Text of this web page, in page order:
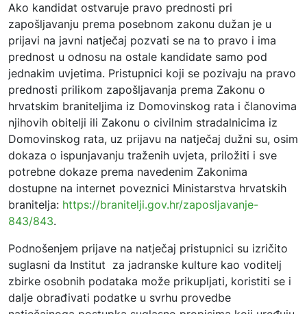
Ako kandidat ostvaruje pravo prednosti pri
zapošljavanju prema posebnom zakonu dužan je u
prijavi na javni natječaj pozvati se na to pravo i ima
prednost u odnosu na ostale kandidate samo pod
jednakim uvjetima. Pristupnici koji se pozivaju na pravo
prednosti prilikom zapošljavanja prema Zakonu o
hrvatskim braniteljima iz Domovinskog rata i članovima
njihovih obitelji ili Zakonu o civilnim stradalnicima iz
Domovinskog rata, uz prijavu na natječaj dužni su, osim
dokaza o ispunjavanju traženih uvjeta, priložiti i sve
potrebne dokaze prema navedenim Zakonima
dostupne na internet poveznici Ministarstva hrvatskih
branitelja: https://branitelji.gov.hr/zaposljavanje-
843/843.
Podnošenjem prijave na natječaj pristupnici su izričito
suglasni da Institut za jadranske kulture kao voditelj
zbirke osobnih podataka može prikupljati, koristiti se i
dalje obrađivati podatke u svrhu provedbe